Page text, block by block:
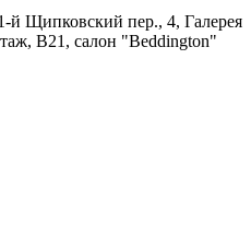
й Щипковский пер., 4, Галерея
B21, салон "Beddington"